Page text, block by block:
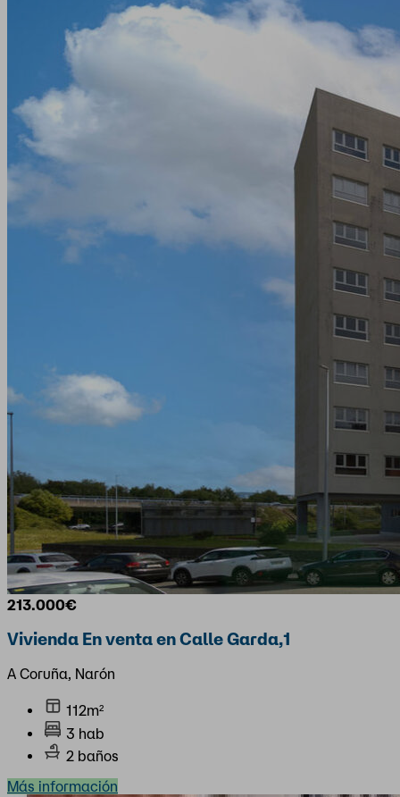
213.000€
Vivienda En venta en Calle Garda,1
A Coruña, Narón
112m²
3 hab
2 baños
Más información